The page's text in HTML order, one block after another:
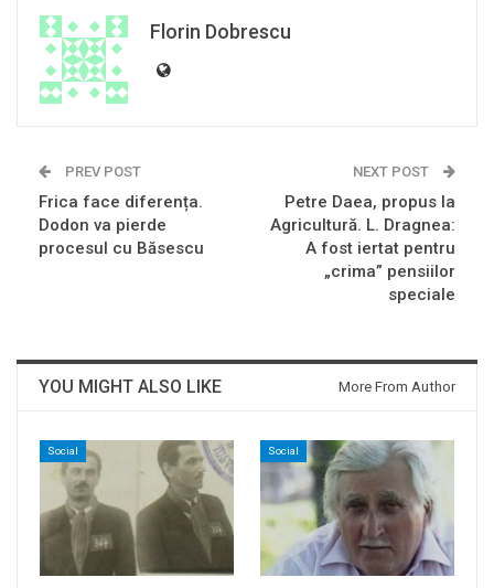
Florin Dobrescu
PREV POST
Frica face diferența.
Dodon va pierde
procesul cu Băsescu
NEXT POST
Petre Daea, propus la
Agricultură. L. Dragnea:
A fost iertat pentru
„crima” pensiilor
speciale
YOU MIGHT ALSO LIKE More From Author
Social Social